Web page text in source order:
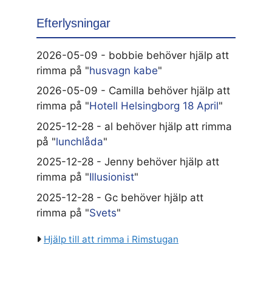
Efterlysningar
2026-05-09 - bobbie behöver hjälp att
rimma på "husvagn kabe"
2026-05-09 - Camilla behöver hjälp att
rimma på "Hotell Helsingborg 18 April"
2025-12-28 - al behöver hjälp att rimma
på "lunchlåda"
2025-12-28 - Jenny behöver hjälp att
rimma på "Illusionist"
2025-12-28 - Gc behöver hjälp att
rimma på "Svets"
Hjälp till att rimma i Rimstugan